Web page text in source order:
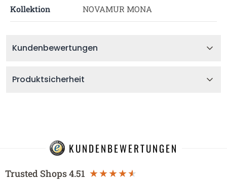
Kollektion NOVAMUR MONA
Kundenbewertungen
Produktsicherheit
KUNDENBEWERTUNGEN
Trusted Shops4.51